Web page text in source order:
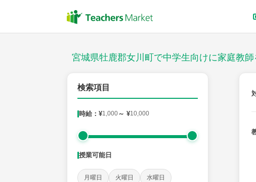
宮城県牡鹿郡女川町で中学生向けに家庭教師
検索項目
時給：¥1,000～ ¥10,000
授業可能日
月曜日 火曜日 水曜日
授業スタイル